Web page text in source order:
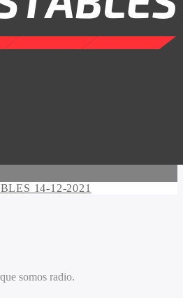
14-12-2021
somos radio.